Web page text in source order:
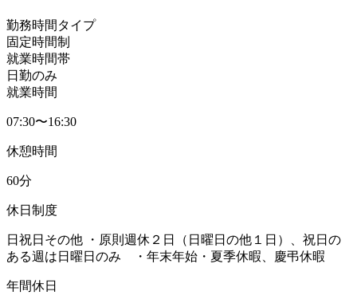
勤務時間タイプ
固定時間制
就業時間帯
日勤のみ
就業時間
07:30〜16:30
休憩時間
60分
休日制度
日祝日その他 ・原則週休２日（日曜日の他１日）、祝日の
ある週は日曜日のみ ・年末年始・夏季休暇、慶弔休暇
年間休日